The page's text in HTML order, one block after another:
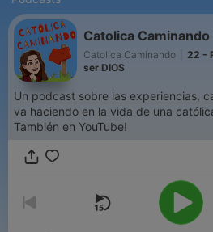
Catolica Caminando
Catolica Caminando
22 -
ser DIOS
Un podcast sobre las experiencias,
va haciendo en la vida de una
También en YouTube!